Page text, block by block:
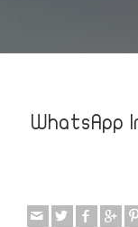
WhatsApp